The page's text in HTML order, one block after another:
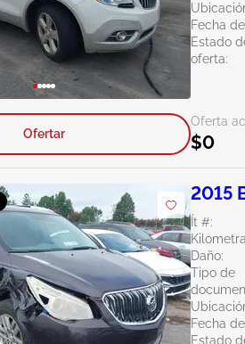
Fecha
Estado
oferta:
Oferta
$0
Ofertar
2015
Ít #:
Daño:
Tipo de
Fecha
Estado